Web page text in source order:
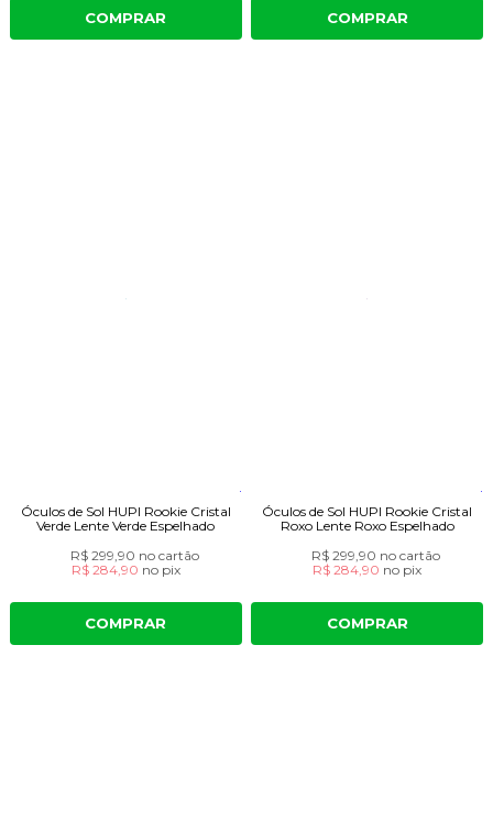
COMPRAR COMPRAR
Óculos de Sol HUPI Rookie Cristal
Verde Lente Verde Espelhado
R$ 299,90 no cartão
R$ 284,90 no pix
COMPRAR
Óculos de Sol HUPI Rookie Cristal
Roxo Lente Roxo Espelhado
R$ 299,90 no cartão
R$ 284,90 no pix
COMPRAR